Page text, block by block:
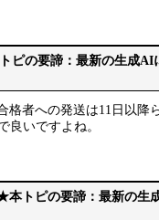
の要諦：最新の生成AI
格者への発送は11日以
良いですよね。
トピの要諦：最新の生